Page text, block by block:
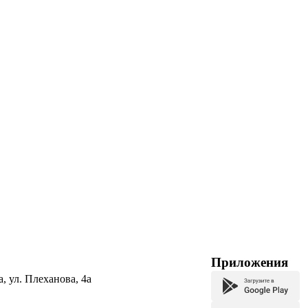
ул. Плеханова, 4а
Приложения